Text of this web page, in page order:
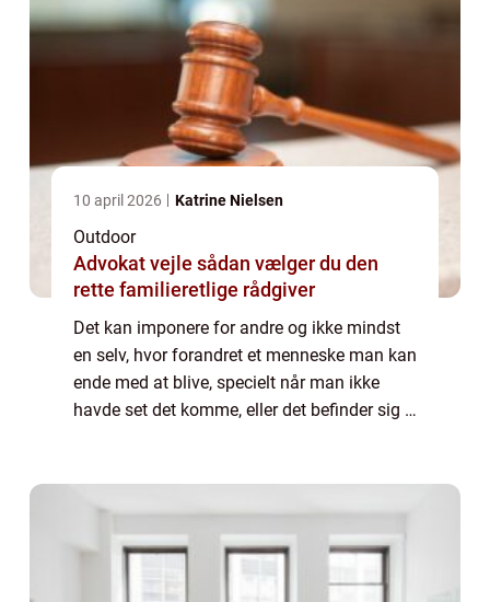
10 april 2026 Katrine Nielsen
Outdoor
Advokat vejle sådan vælger du den
rette familieretlige rådgiver
Det kan imponere for andre og ikke mindst
en selv, hvor forandret et menneske man kan
ende med at blive, specielt når man ikke
havde set det komme, eller det befinder sig i